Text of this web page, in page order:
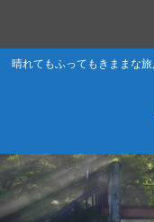
晴れてもふってもきままな